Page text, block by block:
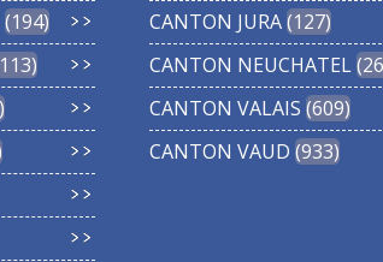
194
113
CANTON JURA 127
CANTON NEUCHATEL
CANTON VALAIS 609
CANTON VAUD 933